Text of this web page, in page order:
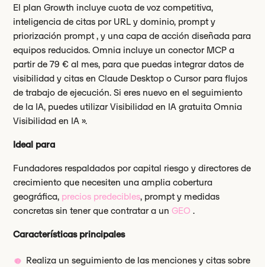
El plan Growth incluye cuota de voz competitiva,
inteligencia de citas por URL y dominio, prompt y
priorización prompt , y una capa de acción diseñada para
equipos reducidos. Omnia incluye un conector MCP a
partir de 79 € al mes, para que puedas integrar datos de
visibilidad y citas en Claude Desktop o Cursor para flujos
de trabajo de ejecución. Si eres nuevo en el seguimiento
de la IA, puedes utilizar Visibilidad en IA gratuita Omnia
Visibilidad en IA ».
Ideal para
Fundadores respaldados por capital riesgo y directores de
crecimiento que necesiten una amplia cobertura
geográfica, precios predecibles, prompt y medidas
concretas sin tener que contratar a unGEO .
Características principales
Realiza un seguimiento de las menciones y citas sobre